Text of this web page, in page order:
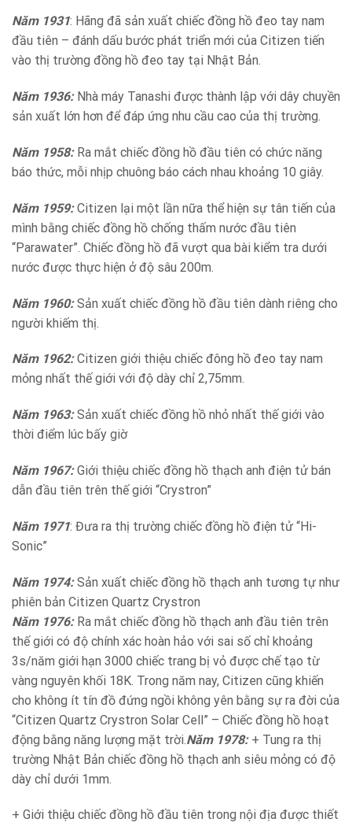
Năm 1931: Hãng đã sản xuất chiếc đồng hồ đeo tay nam
đầu tiên – đánh dấu bước phát triển mới của Citizen tiến
vào thị trường đồng hồ đeo tay tại Nhật Bản.
Năm 1936:Nhà máy Tanashi được thành lập với dây chuyền
sản xuất lớn hơn để đáp ứng nhu cầu cao của thị trường.
Năm 1958:Ra mắt chiếc đồng hồ đầu tiên có chức năng
báo thức, mỗi nhịp chuông báo cách nhau khoảng 10 giây.
Năm 1959:Citizen lại một lần nữa thể hiện sự tân tiến của
mình bằng chiếc đồng hồ chống thấm nước đầu tiên
“Parawater”. Chiếc đồng hồ đã vượt qua bài kiểm tra dưới
nước được thực hiện ở độ sâu 200m.
Năm 1960:Sản xuất chiếc đồng hồ đầu tiên dành riêng cho
người khiếm thị.
Năm 1962:Citizen giới thiệu chiếc đông hồ đeo tay nam
mỏng nhất thế giới với độ dày chỉ 2,75mm.
Năm 1963:Sản xuất chiếc đồng hồ nhỏ nhất thế giới vào
thời điểm lúc bấy giờ
Năm 1967:Giới thiệu chiếc đồng hồ thạch anh điện tử bán
dẫn đầu tiên trên thế giới “Crystron”
Năm 1971: Đưa ra thị trường chiếc đồng hồ điện tử “Hi-
Sonic”
Năm 1974:Sản xuất chiếc đồng hồ thạch anh tương tự như
phiên bản Citizen Quartz Crystron
Năm 1976:Ra mắt chiếc đồng hồ thạch anh đầu tiên trên
thế giới có độ chính xác hoàn hảo với sai số chỉ khoảng
3s/năm giới hạn 3000 chiếc trang bị vỏ được chế tạo từ
vàng nguyên khối 18K. Trong năm nay, Citizen cũng khiến
cho không ít tín đồ đứng ngồi không yên bằng sự ra đời của
“Citizen Quartz Crystron Solar Cell” – Chiếc đồng hồ hoạt
động bằng năng lượng mặt trời. Năm 1978:+ Tung ra thị
trường Nhật Bản chiếc đồng hồ thạch anh siêu mỏng có độ
dày chỉ dưới 1mm.
+ Giới thiệu chiếc đồng hồ đầu tiên trong nội địa được thiết